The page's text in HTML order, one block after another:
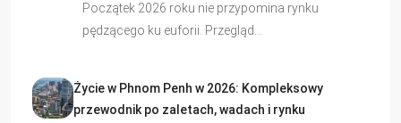
Początek 2026 roku nie przypomina rynku
pędzącego ku euforii. Przegląd…
Życie w Phnom Penh w 2026: Kompleksowy
przewodnik po zaletach, wadach i rynku